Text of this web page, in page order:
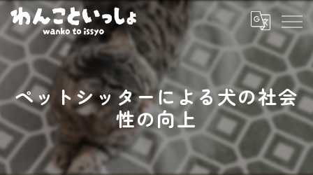
ペットシッターによる犬の社会
性の向上